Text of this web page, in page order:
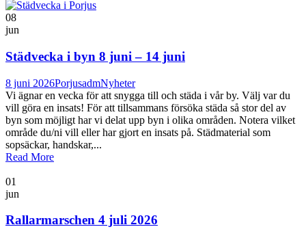
08
jun
Städvecka i byn 8 juni – 14 juni
8 juni 2026PorjusadmNyheter
Vi ägnar en vecka för att snygga till och städa i vår by. Välj var du
vill göra en insats! För att tillsammans försöka städa så stor del av
byn som möjligt har vi delat upp byn i olika områden. Notera vilket
område du/ni vill eller har gjort en insats på. Städmaterial som
sopsäckar, handskar,...
Read More
01
jun
Rallarmarschen 4 juli 2026